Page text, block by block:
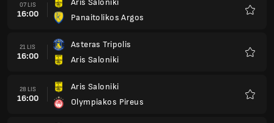
07 LIS
16:00
Aris Saloniki
Panaitolikos Argos
21 LIS
16:00
Asteras Tripolis
Aris Saloniki
28 LIS
16:00
Aris Saloniki
Olympiakos Pireus